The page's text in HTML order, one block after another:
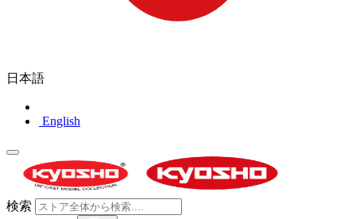
日本語
English
検索